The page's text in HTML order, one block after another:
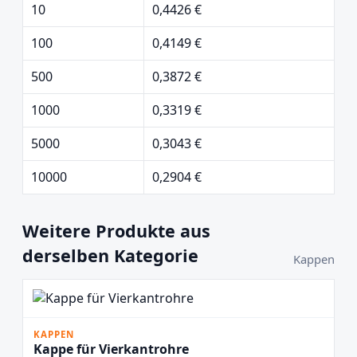
10
0,4426 €
100
0,4149 €
500
0,3872 €
1000
0,3319 €
5000
0,3043 €
10000
0,2904 €
Weitere Produkte aus
derselben Kategorie
Kappen
KAPPEN
Kappe für Vierkantrohre